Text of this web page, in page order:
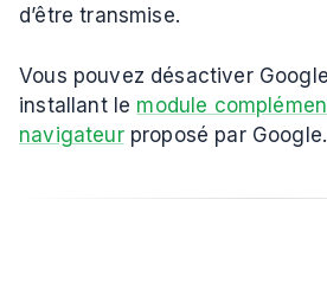
d’être transmise.
Vous pouvez désactiver
installant le module
navigateurproposé par Google.